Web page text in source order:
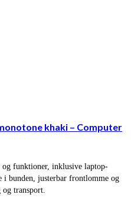
khaki – Computer
funktioner, inklusive laptop-
bunden, justerbar frontlomme og
transport.